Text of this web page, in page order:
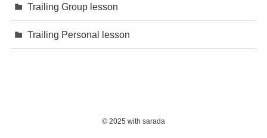
Trailing Group lesson
Trailing Personal lesson
© 2025 with sarada